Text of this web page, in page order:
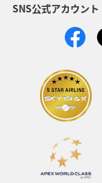
SNS公式アカウント